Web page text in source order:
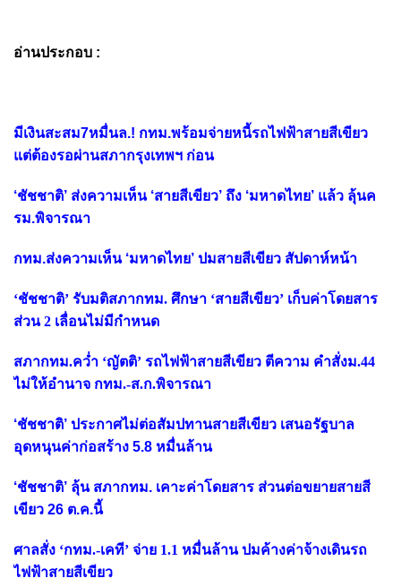
อ่านประกอบ :
มีเงินสะสม7หมื่นล.! กทม.พร้อมจ่ายหนี้รถไฟฟ้าสายสีเขียว
แต่ต้องรอผ่านสภากรุงเทพฯ ก่อน
‘ชัชชาติ’ ส่งความเห็น ‘สายสีเขียว’ ถึง ‘มหาดไทย’ แล้ว ลุ้นค
รม.พิจารณา
กทม.ส่งความเห็น ‘มหาดไทย’ ปมสายสีเขียว สัปดาห์หน้า
‘ชัชชาติ’ รับมติสภากทม. ศึกษา ‘สายสีเขียว’ เก็บค่าโดยสาร
ส่วน 2 เลื่อนไม่มีกำหนด
สภากทม.คว่ำ ‘ญัตติ’ รถไฟฟ้าสายสีเขียว ตีความ คำสั่งม.44
ไม่ให้อำนาจ กทม.-ส.ก.พิจารณา
‘ชัชชาติ’ ประกาศไม่ต่อสัมปทานสายสีเขียว เสนอรัฐบาล
อุดหนุนค่าก่อสร้าง 5.8 หมื่นล้าน
‘ชัชชาติ’ ลุ้น สภากทม. เคาะค่าโดยสาร ส่วนต่อขยายสายสี
เขียว 26 ต.ค.นี้
ศาลสั่ง ‘กทม.-เคที’ จ่าย 1.1 หมื่นล้าน ปมค้างค่าจ้างเดินรถ
ไฟฟ้าสายสีเขียว